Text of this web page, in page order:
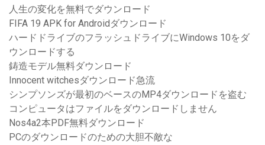
人生の変化を無料でダウンロード
FIFA 19 APK for Androidダウンロード
ハードドライブのフラッシュドライブにWindows 10をダ
ウンロードする
鋳造モデル無料ダウンロード
Innocent witchesダウンロード急流
シンプソンズが最初のベースのMP4ダウンロードを盗む
コンピュータはファイルをダウンロードしません
Nos4a2本PDF無料ダウンロード
PCのダウンロードのための大胆不敵な